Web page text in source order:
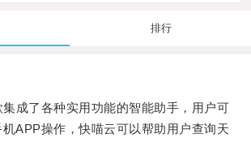
排行
了各种实用功能的智能助手，用户可
APP操作，快喵云可以帮助用户查询天